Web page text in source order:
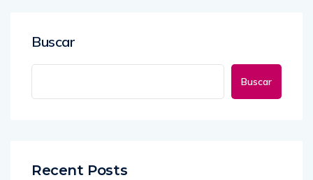
Buscar
Buscar
Recent Posts